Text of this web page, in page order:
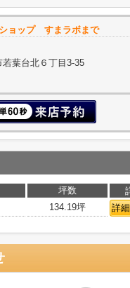
ョップ すまラボまで
葉台北６丁目3-35
坪数
134.19坪 詳